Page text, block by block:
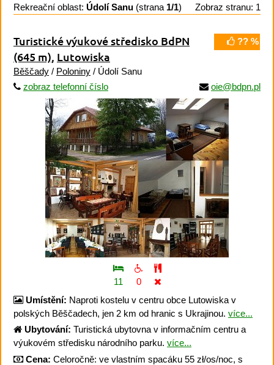
Rekreační oblast: Údolí Sanu (strana 1/1) Zobraz stranu: 1
?? %
Turistické výukové středisko BdPN
(645 m), Lutowiska
Běščady / Poloniny / Údolí Sanu
zobraz telefonní číslo
oie@bdpn.pl
11
0
Umístění: Naproti kostelu v centru obce Lutowiska v
polských Běščadech, jen 2 km od hranic s Ukrajinou. více...
Ubytování: Turistická ubytovna v informačním centru a
výukovém středisku národního parku. více...
Cena: Celoročně: ve vlastním spacáku 55 zł/os/noc, s